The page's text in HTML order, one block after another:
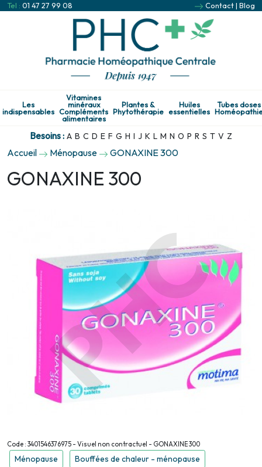
Tel : 01 47 27 99 08 Contact| Blog
Les
indispensables
Vitamines
minéraux
Compléments
alimentaires
Plantes &
Phytothérapie
Huiles
essentielles
Tubes doses
Besoins : A B C D E F G H I J K L M N O P R S T V Z
Accueil Ménopause GONAXINE 300
GONAXINE 300
Code : 3401546376975 - Visuel non contractuel - GONAXINE 300
Ménopause Bouffées de chaleur - ménopause